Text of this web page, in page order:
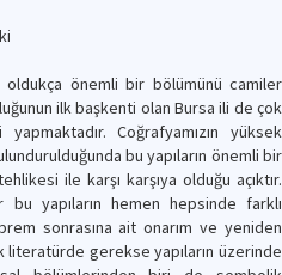
oldukça önemli bir bölümünü camiler
ilk başkenti olan Bursa ili de çok
Coğrafyamızın yüksek
bu yapıların önemli bir
ile karşı karşıya olduğu açıktır.
yapıların hemen hepsinde farklı
sonrasına ait onarım ve yeniden
gerekse yapıların üzerinde